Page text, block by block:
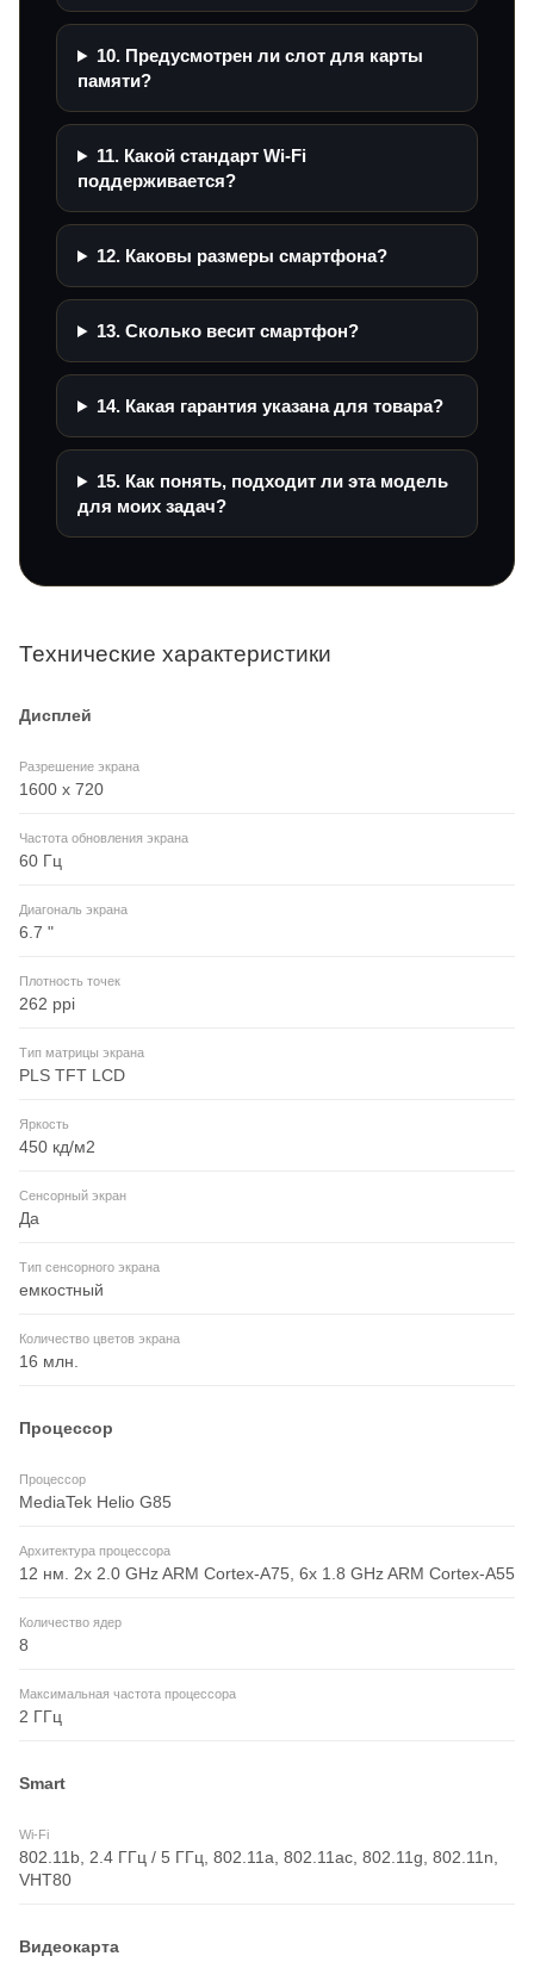
10. Предусмотрен ли слот для карты
памяти?
11. Какой стандарт Wi‑Fi
поддерживается?
12. Каковы размеры смартфона?
13. Сколько весит смартфон?
14. Какая гарантия указана для товара?
15. Как понять, подходит ли эта модель
для моих задач?
Технические характеристики
Дисплей
Разрешение экрана
1600 x 720
Частота обновления экрана
60 Гц
Диагональ экрана
6.7 "
Плотность точек
262 ppi
Тип матрицы экрана
PLS TFT LCD
Яркость
450 кд/м2
Сенсорный экран
Да
Тип сенсорного экрана
емкостный
Количество цветов экрана
16 млн.
Процессор
Процессор
MediaTek Helio G85
Архитектура процессора
12 нм. 2x 2.0 GHz ARM Cortex-A75, 6x 1.8 GHz ARM Cortex-A55
Количество ядер
8
Максимальная частота процессора
2 ГГц
Smart
Wi-Fi
802.11b, 2.4 ГГц / 5 ГГц, 802.11a, 802.11ac, 802.11g, 802.11n,
VHT80
Видеокарта